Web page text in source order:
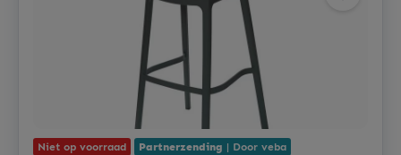
Niet op voorraad Partnerzending | Door veba